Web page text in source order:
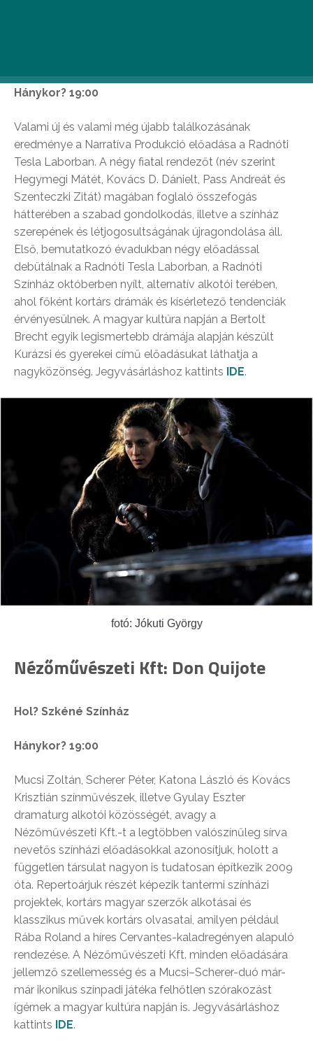
Hánykor? 19:00
Valami új és valami még újabb találkozásának
eredménye a Narratíva Produkció előadása a Radnóti
Tesla Laborban. A négy fiatal rendezőt (név szerint
Hegymegi Mátét, Kovács D. Dánielt, Pass Andreát és
Szenteczki Zitát) magában foglaló összefogás
hátterében a szabad gondolkodás, illetve a színház
szerepének és létjogosultságának újragondolása áll.
Első, bemutatkozó évadukban négy előadással
debütálnak a Radnóti Tesla Laborban, a Radnóti
Színház októberben nyílt, alternatív alkotói terében,
ahol főként kortárs drámák és kísérletező tendenciák
érvényesülnek. A magyar kultúra napján a Bertolt
Brecht egyik legismertebb drámája alapján készült
Kurázsi és gyerekei című előadásukat láthatja a
nagyközönség. Jegyvásárláshoz kattints IDE.
fotó: Jókuti György
Nézőművészeti Kft: Don Quijote
Hol? Szkéné Színház
Hánykor? 19:00
Mucsi Zoltán, Scherer Péter, Katona László és Kovács
Krisztián színművészek, illetve Gyulay Eszter
dramaturg alkotói közösségét, avagy a
Nézőművészeti Kft.-t a legtöbben valószínűleg sírva
nevetős színházi előadásokkal azonosítjuk, holott a
független társulat nagyon is tudatosan építkezik 2009
óta. Repertoárjuk részét képezik tantermi színházi
projektek, kortárs magyar szerzők alkotásai és
klasszikus művek kortárs olvasatai, amilyen például
Rába Roland a híres Cervantes-kaladregényen alapuló
rendezése. A Nézőművészeti Kft. minden előadására
jellemző szellemesség és a Mucsi–Scherer-duó már-
már ikonikus színpadi játéka felhőtlen szórakozást
ígérnek a magyar kultúra napján is. Jegyvásárláshoz
kattints
IDE.